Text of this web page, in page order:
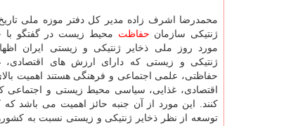
محمدرضا اشرف زاده مدیر کل دفتر موزه ملی
ژنتیکی سازمان حفاظت محیط زیست در گفتگو با
مورد روز ملی ذخایر ژنتیکی و زیستی ایران
ژنتیکی و زیستی که دارای ارزش های اقتصادی،
حفاظتی، علمی اجتماعی و فرهنگی هستند اهمیت
اقتصادی، غذایی، سیاسی محیط زیستی و اجتماعی
کنند. این مورد از آن جنبه حائز اهمیت می باشد
توسعه از نظر ذخایر ژنتیکی و زیستی نسبت به